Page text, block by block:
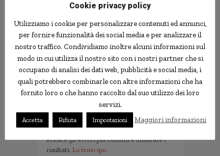
ladri imbranati, prodotti assurdi, ricerche
Informativa Privacy
Contatti
Implementare l'AI nella tua impresa senza
metodo e gli strumenti.
Non servono competenze tecniche. Serve
un metodo per scegliere i progetti giusti,
evitare gli errori più comuni e misurare i
risultati. Lo trovi qui.
Cookie privacy policy
Utilizziamo i cookie per personalizzare contenuti ed annunci,
per fornire funzionalità dei social media e per analizzare il
nostro traffico. Condividiamo inoltre alcuni informazioni sul
modo in cui utilizza il nostro sito con i nostri partner che si
occupano di analisi dei dati web, pubblicità e social media, i
quali potrebbero combinarle con altre informazioni che ha
fornito loro o che hanno raccolto dal suo utilizzo dei loro
servizi.
Accetta Rifiuta Impostazioni Maggiori informazioni